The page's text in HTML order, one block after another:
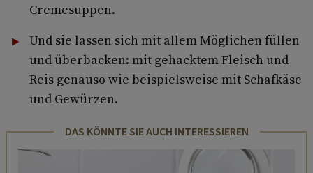
Cremesuppen.
Und sie lassen sich mit allem Möglichen füllen
und überbacken: mit gehacktem Fleisch und
Reis genauso wie beispielsweise mit Schafkäse
und Gewürzen.
DAS KÖNNTE SIE AUCH INTERESSIEREN